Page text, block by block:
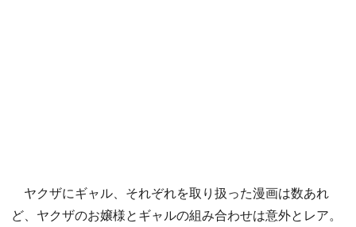
ヤクザにギャル、それぞれを取り扱った漫画は数あれ
ど、ヤクザのお嬢様とギャルの組み合わせは意外とレア。